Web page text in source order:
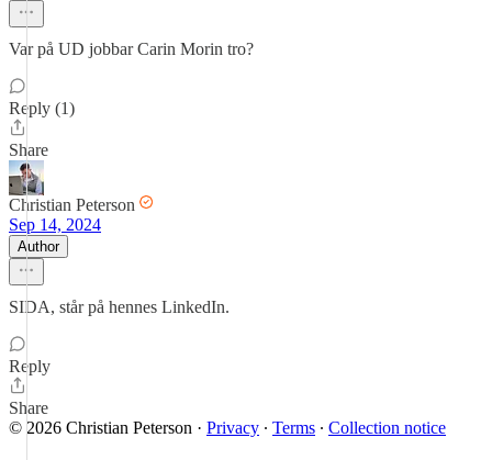
Var på UD jobbar Carin Morin tro?
Reply (1)
Share
Christian Peterson
Sep 14, 2024
Author
SIDA, står på hennes LinkedIn.
Reply
Share
© 2026 Christian Peterson · Privacy ∙ Terms ∙ Collection notice